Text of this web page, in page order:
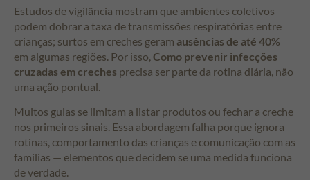
Estudos de vigilância mostram que ambientes coletivos
podem dobrar a taxa de transmissões respiratórias entre
crianças; surtos em creches geram ausências de até 40%
em algumas regiões. Por isso, Como prevenir infecções
cruzadas em creches precisa ser parte da rotina diária, não
uma ação pontual.
Muitos guias se limitam a listar produtos ou fechar a creche
nos primeiros sinais. Essa abordagem falha porque ignora
rotinas, comportamento das crianças e comunicação com as
famílias — elementos que decidem se uma medida funciona
de verdade.